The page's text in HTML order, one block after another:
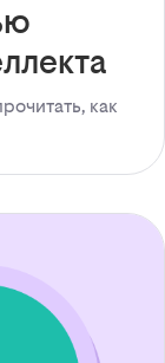
как